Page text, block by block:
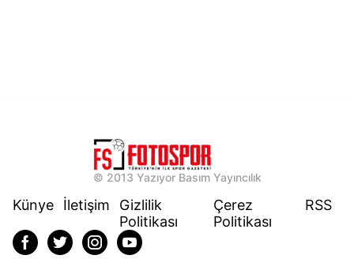
© 2013 Yazıyor Basım Yayıncılık
Künye İletişim
Gizlilik
Politikası
Çerez
Politikası
RSS